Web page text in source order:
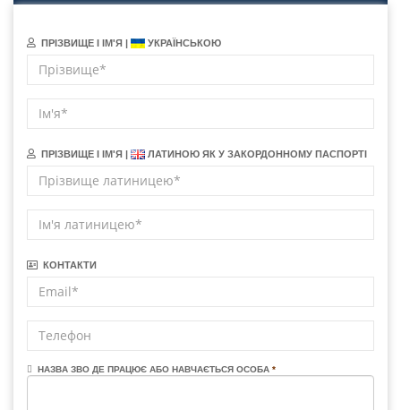
ПРІЗВИЩЕ І ІМ'Я | УКРАЇНСЬКОЮ
ПРІЗВИЩЕ І ІМ'Я | ЛАТИНОЮ ЯК У ЗАКОРДОННОМУ ПАСПОРТІ
КОНТАКТИ
НАЗВА ЗВО ДЕ ПРАЦЮЄ АБО НАВЧАЄТЬСЯ ОСОБА *